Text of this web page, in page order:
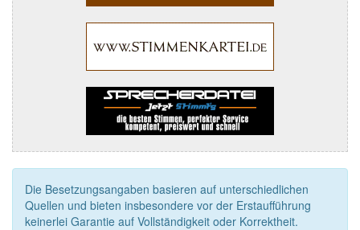
Die Besetzungsangaben basieren auf unterschiedlichen
Quellen und bieten insbesondere vor der Erstaufführung
keinerlei Garantie auf Vollständigkeit oder Korrektheit.